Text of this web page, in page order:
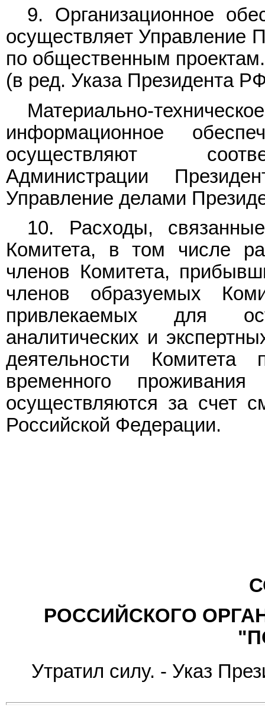
9. Организационное
осуществляет Управление
по общественным проектам.
(в ред. УказаПрезидента
Материально-
информационное
осуществляют
Администрации
Управление делами
10. Расходы,
Комитета, в том числе
членов Комитета,
членов образуемых
привлекаемых для
аналитических и
деятельности Комитета
временного
осуществляются за счет
Российской Федерации.
РОССИЙСКОГО
Утратил силу. - Указ